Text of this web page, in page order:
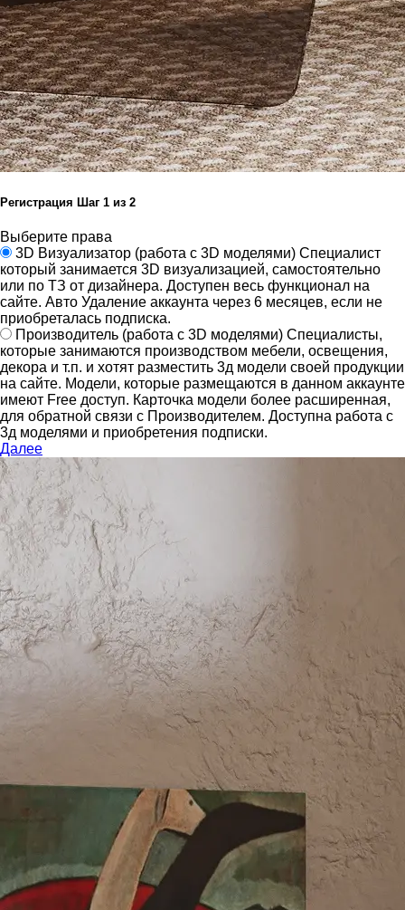
Регистрация Шаг 1 из 2
Выберите права
3D Визуализатор (работа с 3D моделями) Специалист
который занимается 3D визуализацией, самостоятельно
или по ТЗ от дизайнера. Доступен весь функционал на
сайте. Авто Удаление аккаунта через 6 месяцев, если не
приобреталась подписка.
Производитель (работа с 3D моделями) Специалисты,
которые занимаются производством мебели, освещения,
декора и т.п. и хотят разместить 3д модели своей продукции
на сайте. Модели, которые размещаются в данном аккаунте
имеют Free доступ. Карточка модели более расширенная,
для обратной связи с Производителем. Доступна работа с
3д моделями и приобретения подписки.
Далее